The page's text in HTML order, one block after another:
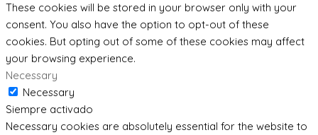
These cookies will be stored in your browser only with your
consent. You also have the option to opt-out of these
cookies. But opting out of some of these cookies may affect
your browsing experience.
Necessary
Necessary
Siempre activado
Necessary cookies are absolutely essential for the website to